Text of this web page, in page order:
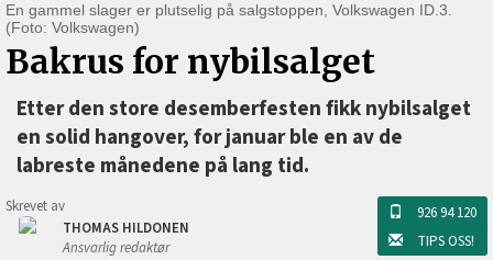
En gammel slager er plutselig på salgstoppen, Volkswagen ID.3.
(Foto: Volkswagen)
Bakrus for nybilsalget
Etter den store desemberfesten fikk nybilsalget
en solid hangover, for januar ble en av de
labreste månedene på lang tid.
Skrevet av
THOMAS HILDONEN
Ansvarlig redaktør
926 94 120
TIPS OSS!